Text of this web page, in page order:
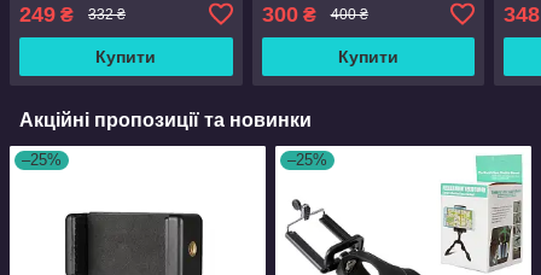
249 ₴ 332 ₴
Купити
300₴ 400 ₴
Купити
348
Акційні пропозиції та новинки
–25% –25%